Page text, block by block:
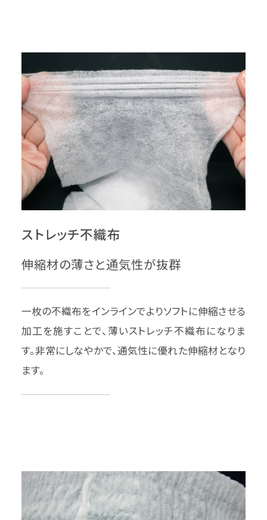
ストレッチ不織布
伸縮材の薄さと通気性が抜群
一枚の不織布をインラインでよりソフトに伸縮させる
加工を施すことで、薄いストレッチ不織布になりま
す。非常にしなやかで、通気性に優れた伸縮材となり
ます。